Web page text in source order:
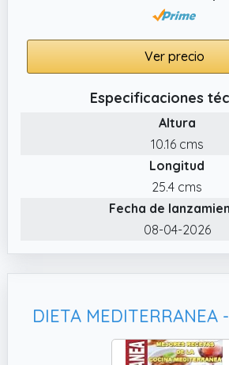
Ver precio
Especificaciones
Altura
10.16 cms
Longitud
25.4 cms
Fecha de
08-04-2026